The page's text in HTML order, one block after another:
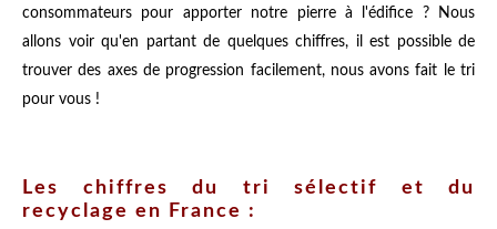
consommateurs pour apporter notre pierre à l'édifice ? Nous
allons voir qu'en partant de quelques chiffres, il est possible de
trouver des axes de progression facilement, nous avons fait le tri
pour vous !
Les chiffres du tri sélectif et du
recyclage en France :